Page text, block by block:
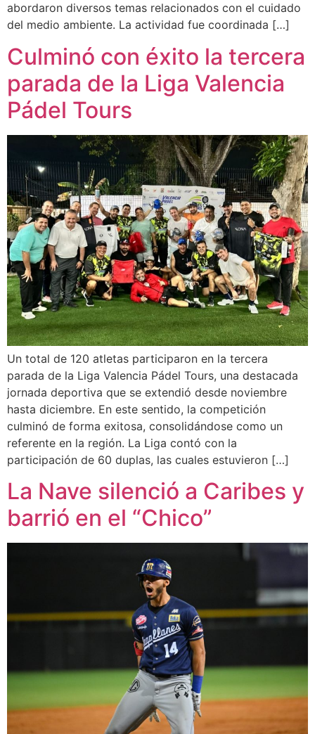
abordaron diversos temas relacionados con el cuidado
del medio ambiente. La actividad fue coordinada […]
Culminó con éxito la tercera
parada de la Liga Valencia
Pádel Tours
Un total de 120 atletas participaron en la tercera
parada de la Liga Valencia Pádel Tours, una destacada
jornada deportiva que se extendió desde noviembre
hasta diciembre. En este sentido, la competición
culminó de forma exitosa, consolidándose como un
referente en la región. La Liga contó con la
participación de 60 duplas, las cuales estuvieron […]
La Nave silenció a Caribes y
barrió en el “Chico”